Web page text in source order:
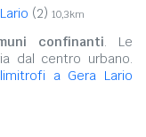
(2) 10,3km
confinanti. Le
dal centro urbano.
a Gera Lario